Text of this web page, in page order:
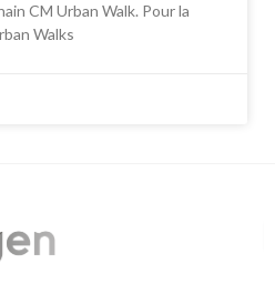
CM Urban Walk. Pour la
Walks